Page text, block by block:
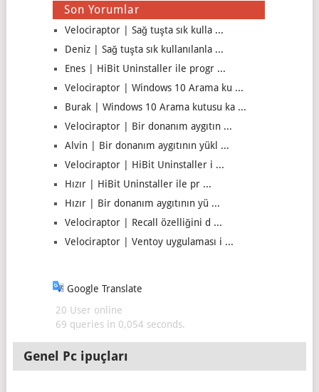
Son Yorumlar
Velociraptor | Sağ tuşta sık kulla ...
Deniz | Sağ tuşta sık kullanılanla ...
Enes | HiBit Uninstaller ile progr ...
Velociraptor | Windows 10 Arama ku ...
Burak | Windows 10 Arama kutusu ka ...
Velociraptor | Bir donanım aygıtın ...
Alvin | Bir donanım aygıtının yükl ...
Velociraptor | HiBit Uninstaller i ...
Hızır | HiBit Uninstaller ile pr ...
Hızır | Bir donanım aygıtının yü ...
Velociraptor | Recall özelliğini d ...
Velociraptor | Ventoy uygulaması i ...
Google Translate
20 User online
69 queries in 0,054 seconds.
Genel Pc ipuçları